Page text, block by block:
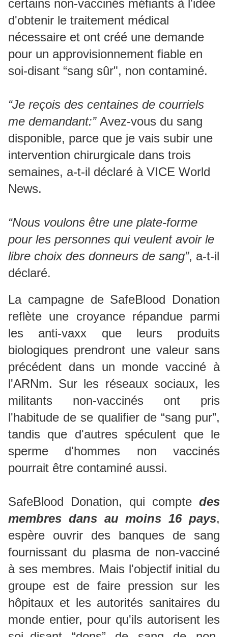
certains non-vaccinés méfiants à l'idée
d'obtenir le traitement médical
nécessaire et ont créé une demande
pour un approvisionnement fiable en
soi-disant “sang sûr", non contaminé.
“Je reçois des centaines de courriels
me demandant:” Avez-vous du sang
disponible, parce que je vais subir une
intervention chirurgicale dans trois
semaines, a-t-il déclaré à VICE World
News.
“Nous voulons être une plate-forme
pour les personnes qui veulent avoir le
libre choix des donneurs de sang”, a-t-il
déclaré.
La campagne de SafeBlood Donation
reflète une croyance répandue parmi
les anti-vaxx que leurs produits
biologiques prendront une valeur sans
précédent dans un monde vacciné à
l'ARNm. Sur les réseaux sociaux, les
militants non-vaccinés ont pris
l'habitude de se qualifier de “sang pur”,
tandis que d'autres spéculent que le
sperme d'hommes non vaccinés
pourrait être contaminé aussi.
SafeBlood Donation, qui compte des
membres dans au moins 16 pays,
espère ouvrir des banques de sang
fournissant du plasma de non-vacciné
à ses membres. Mais l'objectif initial du
groupe est de faire pression sur les
hôpitaux et les autorités sanitaires du
monde entier, pour qu'ils autorisent les